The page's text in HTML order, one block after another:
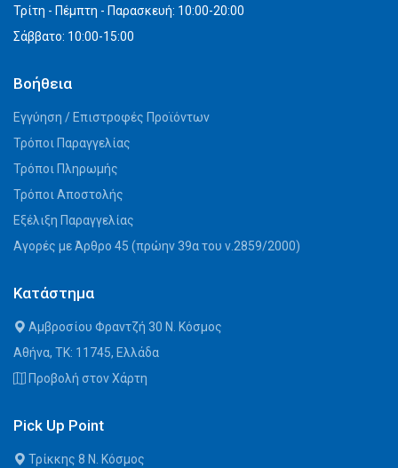
Τρίτη - Πέμπτη - Παρασκευή: 10:00-20:00
Σάββατο: 10:00-15:00
Βοήθεια
Εγγύηση / Επιστροφές Προϊόντων
Τρόποι Παραγγελίας
Τρόποι Πληρωμής
Τρόποι Αποστολής
Εξέλιξη Παραγγελίας
Αγορές με Άρθρο 45 (πρώην 39α του ν.2859/2000)
Κατάστημα
Αμβροσίου Φραντζή 30 Ν. Κόσμος
Αθήνα, ΤΚ: 11745, Ελλάδα
Προβολή στον Χάρτη
Pick Up Point
Τρίκκης 8 Ν. Κόσμος